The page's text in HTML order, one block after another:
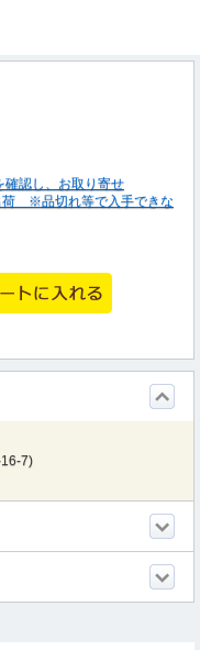
確認し、お取り寄せ
荷 ※品切れ等で入手できな
7)